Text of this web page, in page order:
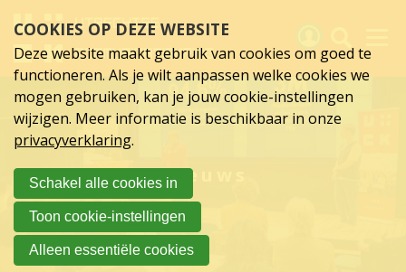
2007
links
over
Spring
hoofd
inhoud
Spring
naar
hoofdnavigatie
Nieuws
Activiteiten
Nieuws
Verslagen
Sluit je aan
Over UCK
COOKIES OP DEZE WEBSITE
Deze website maakt gebruik van cookies om goed te
functioneren. Als je wilt aanpassen welke cookies we
mogen gebruiken, kan je jouw cookie-instellingen
wijzigen. Meer informatie is beschikbaar in onze
privacyverklaring.
Schakel alle cookies in
Toon cookie-instellingen
Alleen essentiële cookies